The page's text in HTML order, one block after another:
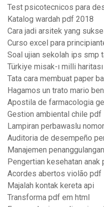
Test psicotecnicos para
Katalog wardah pdf 2018
Cara jadi arsitek yang
Curso excel para
Soal ujian sekolah ips smp
Türkiye misak-ı milli haritası
Tata cara membuat paper
Hagamos un trato mario
Apostila de farmacologia
Gestion ambiental chile pdf
Lampiran perbawaslu
Auditoria de desempeño
Manajemen
Pengertian kesehatan anak
Acordes abertos violão pdf
Majalah kontak kereta api
Transforma pdf em html